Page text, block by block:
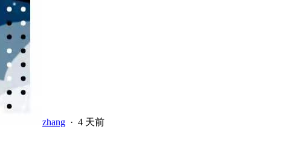
zhang · 4 天前